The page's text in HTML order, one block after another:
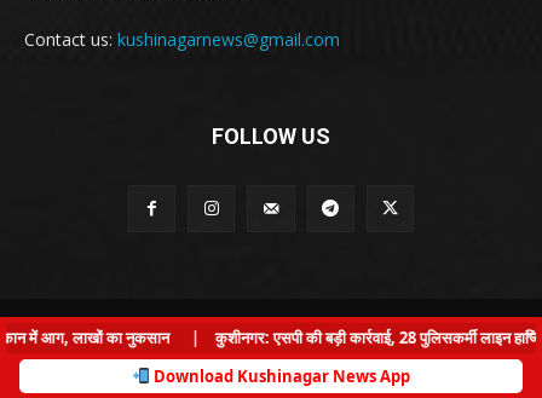
Contact us: kushinagarnews@gmail.com
FOLLOW US
© Kushinagar Live - 2022
Home About us Privacy Policy Contact us
×
में आग, लाखों का नुकसान
कुशीनगर: एसपी की बड़ी कार्रवाई, 28 पुलिसकर्मी लाइन हाजिर
Download Kushinagar News App